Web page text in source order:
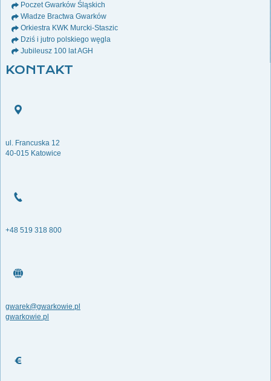
Poczet Gwarków Śląskich
Władze Bractwa Gwarków
Orkiestra KWK Murcki-Staszic
Dziś i jutro polskiego węgla
Jubileusz 100 lat AGH
KONTAKT
ul. Francuska 12
40-015 Katowice
+48 519 318 800
gwarek@gwarkowie.pl
gwarkowie.pl